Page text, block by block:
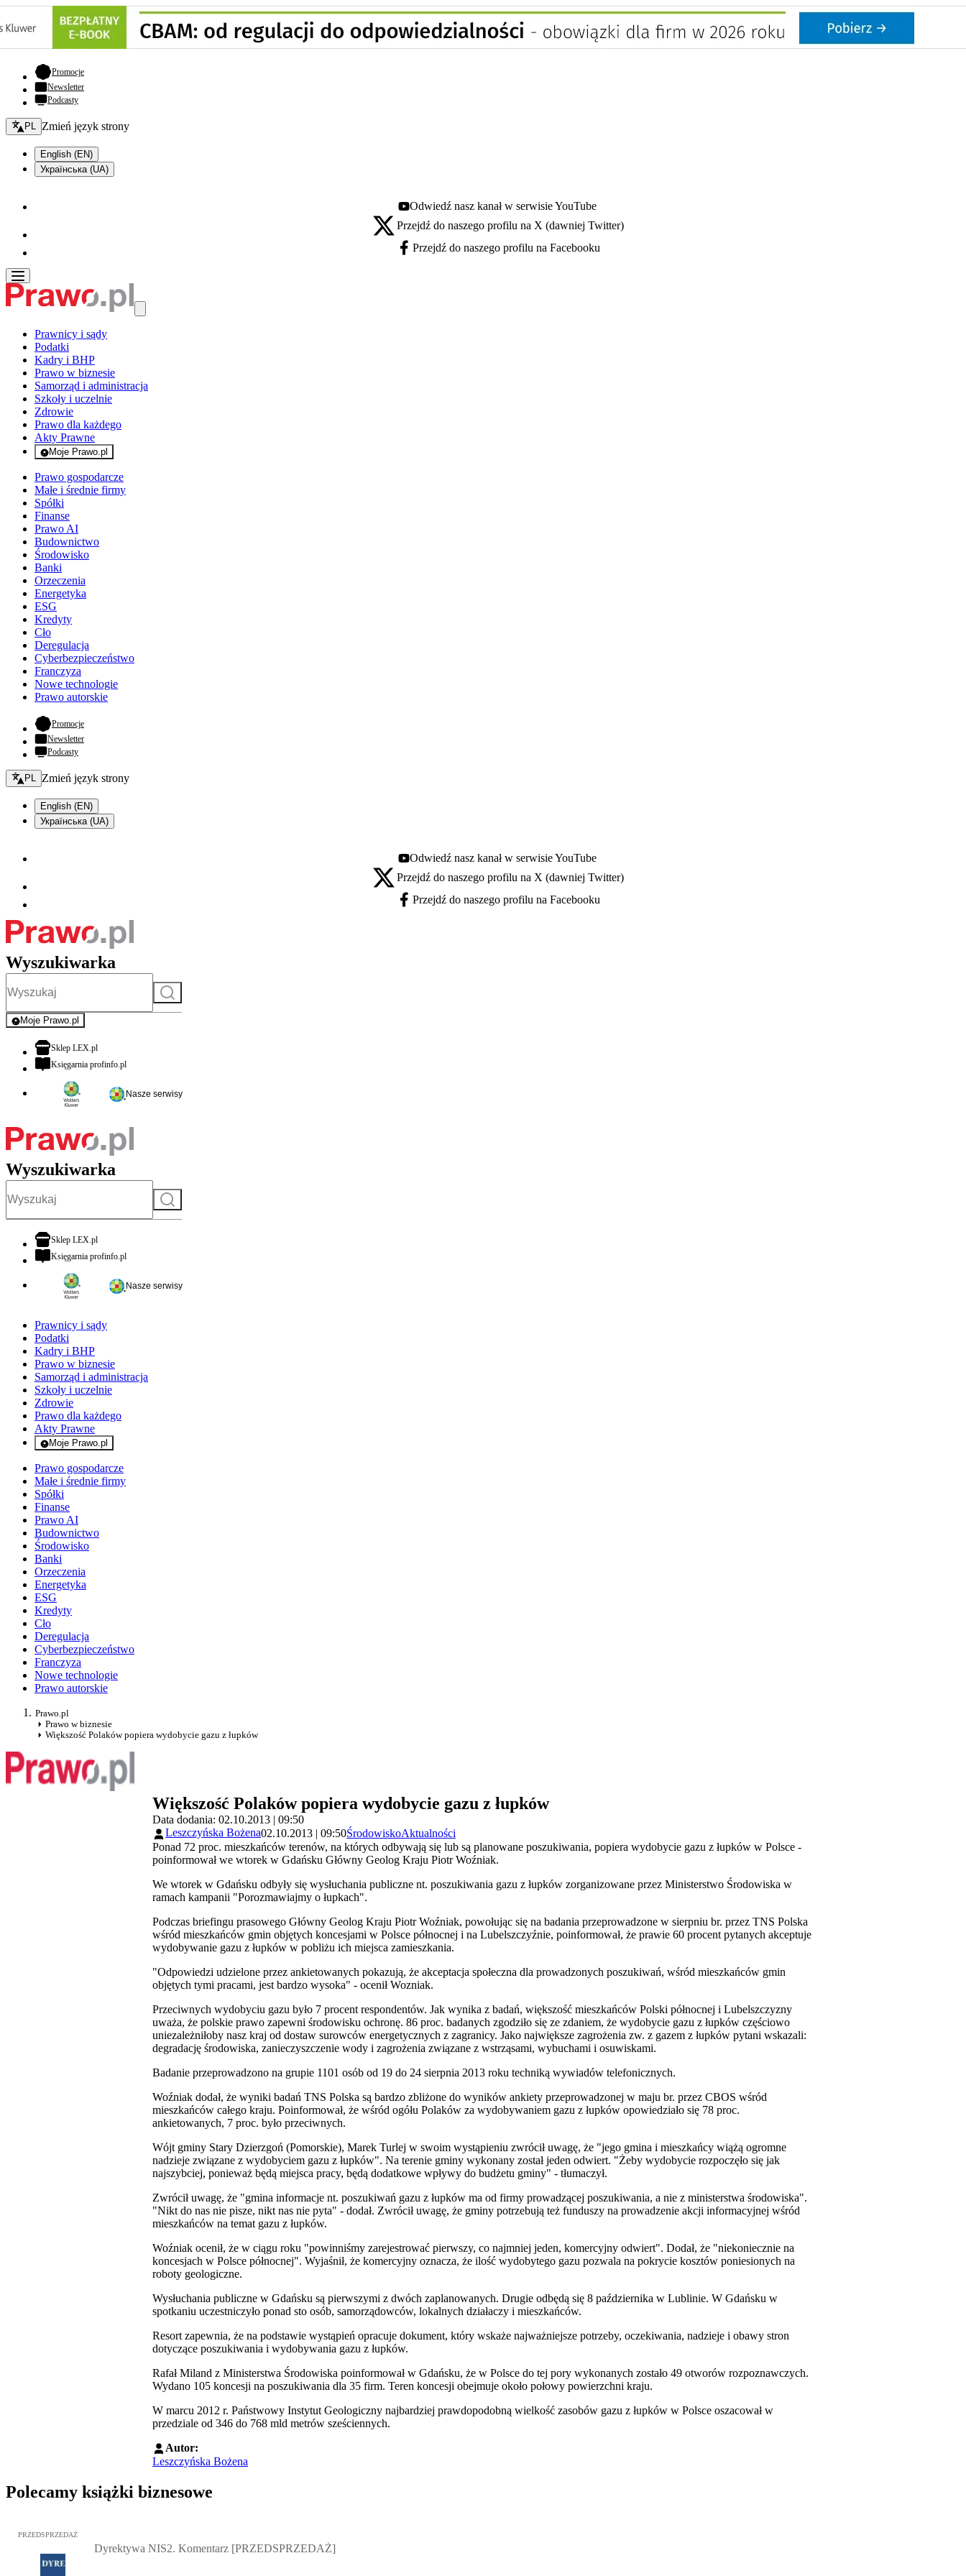
Promocje- otwiera się w nowej karcie
Newsletter
Podcasty
Zmień język - bieżący:
PL Zmień język strony
English (EN)
Українська (UA)
Youtube - otwiera się w nowej karcie
Odwiedź nasz kanał w serwisie YouTube
X - otwiera się w nowej karcie
Przejdź do naszego profilu na X (dawniej Twitter)
Facebook - otwiera się w nowej karcie
Przejdź do naszego profilu na Facebooku
Prawnicy i sądy
Podatki
Kadry i BHP
Prawo w biznesie
Samorząd i administracja
Szkoły i uczelnie
Zdrowie
Prawo dla każdego
Akty Prawne
Moje Prawo.pl
- rejestracja i logowanie do serwisu
Prawo gospodarcze
Małe i średnie firmy
Spółki
Finanse
Prawo AI
Budownictwo
Środowisko
Banki
Orzeczenia
Energetyka
ESG
Kredyty
Cło
Deregulacja
Cyberbezpieczeństwo
Franczyza
Nowe technologie
Prawo autorskie
Promocje- otwiera się w nowej karcie
Newsletter
Podcasty
Zmień język - bieżący:
PL Zmień język strony
English (EN)
Українська (UA)
Youtube - otwiera się w nowej karcie
Odwiedź nasz kanał w serwisie YouTube
X - otwiera się w nowej karcie
Przejdź do naszego profilu na X (dawniej Twitter)
Facebook - otwiera się w nowej karcie
Przejdź do naszego profilu na Facebooku
Wyszukiwarka
Szukaj
Moje Prawo.pl
- rejestracja i logowanie do serwisu
Sklep LEX.plotwiera się w nowej karcie
Księgarnia profinfo.plotwiera się w nowej karcie
Nasze serwisy
Wyszukiwarka
Szukaj
Sklep LEX.plotwiera się w nowej karcie
Księgarnia profinfo.plotwiera się w nowej karcie
Nasze serwisy
Prawnicy i sądy
Podatki
Kadry i BHP
Prawo w biznesie
Samorząd i administracja
Szkoły i uczelnie
Zdrowie
Prawo dla każdego
Akty Prawne
Moje Prawo.pl
- rejestracja i logowanie do serwisu
Prawo gospodarcze
Małe i średnie firmy
Spółki
Finanse
Prawo AI
Budownictwo
Środowisko
Banki
Orzeczenia
Energetyka
ESG
Kredyty
Cło
Deregulacja
Cyberbezpieczeństwo
Franczyza
Nowe technologie
Prawo autorskie
Prawo.pl
Prawo w biznesie
Większość Polaków popiera wydobycie gazu z łupków
Większość Polaków popiera wydobycie gazu z łupków
Data dodania: 02.10.2013 | 09:50
Leszczyńska Bożena02.10.2013 | 09:50ŚrodowiskoAktualności
Ponad 72 proc. mieszkańców terenów, na których odbywają się lub są planowane poszukiwania, popiera wydobycie gazu z łupków w Polsce -
poinformował we wtorek w Gdańsku Główny Geolog Kraju Piotr Woźniak.
We wtorek w Gdańsku odbyły się wysłuchania publiczne nt. poszukiwania gazu z łupków zorganizowane przez Ministerstwo Środowiska w
ramach kampanii "Porozmawiajmy o łupkach".
Podczas briefingu prasowego Główny Geolog Kraju Piotr Woźniak, powołując się na badania przeprowadzone w sierpniu br. przez TNS Polska
wśród mieszkańców gmin objętych koncesjami w Polsce północnej i na Lubelszczyźnie, poinformował, że prawie 60 procent pytanych akceptuje
wydobywanie gazu z łupków w pobliżu ich miejsca zamieszkania.
"Odpowiedzi udzielone przez ankietowanych pokazują, że akceptacja społeczna dla prowadzonych poszukiwań, wśród mieszkańców gmin
objętych tymi pracami, jest bardzo wysoka" - ocenił Wozniak.
Przeciwnych wydobyciu gazu było 7 procent respondentów. Jak wynika z badań, większość mieszkańców Polski północnej i Lubelszczyzny
uważa, że polskie prawo zapewni środowisku ochronę. 86 proc. badanych zgodziło się ze zdaniem, że wydobycie gazu z łupków częściowo
uniezależniłoby nasz kraj od dostaw surowców energetycznych z zagranicy. Jako największe zagrożenia zw. z gazem z łupków pytani wskazali:
degradację środowiska, zanieczyszczenie wody i zagrożenia związane z wstrząsami, wybuchami i osuwiskami.
Badanie przeprowadzono na grupie 1101 osób od 19 do 24 sierpnia 2013 roku techniką wywiadów telefonicznych.
Woźniak dodał, że wyniki badań TNS Polska są bardzo zbliżone do wyników ankiety przeprowadzonej w maju br. przez CBOS wśród
mieszkańców całego kraju. Poinformował, że wśród ogółu Polaków za wydobywaniem gazu z łupków opowiedziało się 78 proc.
ankietowanych, 7 proc. było przeciwnych.
Wójt gminy Stary Dzierzgoń (Pomorskie), Marek Turlej w swoim wystąpieniu zwrócił uwagę, że "jego gmina i mieszkańcy wiążą ogromne
nadzieje związane z wydobyciem gazu z łupków". Na terenie gminy wykonany został jeden odwiert. "Żeby wydobycie rozpoczęło się jak
najszybciej, ponieważ będą miejsca pracy, będą dodatkowe wpływy do budżetu gminy" - tłumaczył.
Zwrócił uwagę, że "gmina informacje nt. poszukiwań gazu z łupków ma od firmy prowadzącej poszukiwania, a nie z ministerstwa środowiska".
"Nikt do nas nie pisze, nikt nas nie pyta" - dodał. Zwrócił uwagę, że gminy potrzebują też funduszy na prowadzenie akcji informacyjnej wśród
mieszkańców na temat gazu z łupków.
Woźniak ocenił, że w ciągu roku "powinniśmy zarejestrować pierwszy, co najmniej jeden, komercyjny odwiert". Dodał, że "niekoniecznie na
koncesjach w Polsce północnej". Wyjaśnił, że komercyjny oznacza, że ilość wydobytego gazu pozwala na pokrycie kosztów poniesionych na
roboty geologiczne.
Wysłuchania publiczne w Gdańsku są pierwszymi z dwóch zaplanowanych. Drugie odbędą się 8 października w Lublinie. W Gdańsku w
spotkaniu uczestniczyło ponad sto osób, samorządowców, lokalnych działaczy i mieszkańców.
Resort zapewnia, że na podstawie wystąpień opracuje dokument, który wskaże najważniejsze potrzeby, oczekiwania, nadzieje i obawy stron
dotyczące poszukiwania i wydobywania gazu z łupków.
Rafał Miland z Ministerstwa Środowiska poinformował w Gdańsku, że w Polsce do tej pory wykonanych zostało 49 otworów rozpoznawczych.
Wydano 105 koncesji na poszukiwania dla 35 firm. Teren koncesji obejmuje około połowy powierzchni kraju.
W marcu 2012 r. Państwowy Instytut Geologiczny najbardziej prawdopodobną wielkość zasobów gazu z łupków w Polsce oszacował w
przedziale od 346 do 768 mld metrów sześciennych.
Autor:
Leszczyńska Bożena
Polecamy książki biznesowe
Przejdź do: Dyrektywa NIS2. Komentarz [PRZEDSPRZEDAŻ], Mateusz Jakubik, Rafał Prabucki - otwiera się w nowym oknie
PRZEDSPRZEDAŻ
Dyrektywa NIS2. Komentarz [PRZEDSPRZEDAŻ]